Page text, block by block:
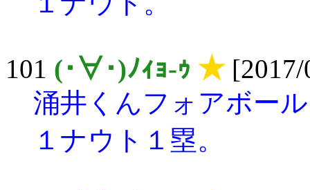
101 (･∀･)ﾉｨｮ-ｩ ★[2017/
涌井くんフォアボー
１ナウト１塁。